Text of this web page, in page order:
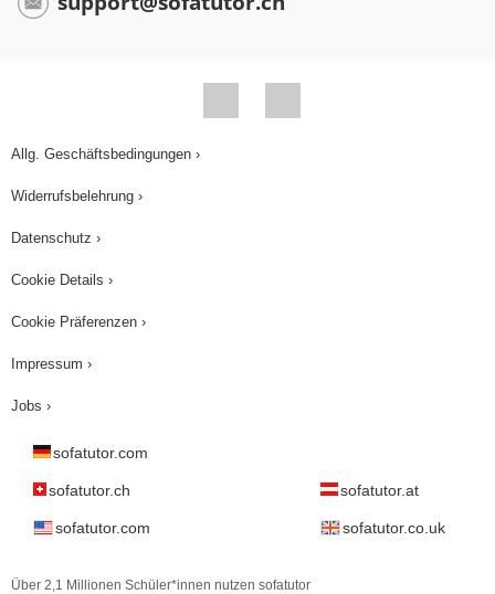
Allg. Geschäftsbedingungen ›
Widerrufsbelehrung ›
Datenschutz ›
Cookie Details ›
Cookie Präferenzen ›
Impressum ›
Jobs ›
sofatutor.com
sofatutor.ch sofatutor.at
sofatutor.com sofatutor.co.uk
Über 2,1 Millionen Schüler*innen nutzen sofatutor